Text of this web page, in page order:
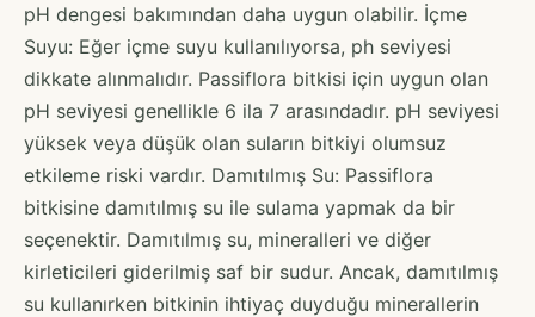
pH dengesi bakımından daha uygun olabilir. İçme
Suyu: Eğer içme suyu kullanılıyorsa, ph seviyesi
dikkate alınmalıdır. Passiflora bitkisi için uygun olan
pH seviyesi genellikle 6 ila 7 arasındadır. pH seviyesi
yüksek veya düşük olan suların bitkiyi olumsuz
etkileme riski vardır. Damıtılmış Su: Passiflora
bitkisine damıtılmış su ile sulama yapmak da bir
seçenektir. Damıtılmış su, mineralleri ve diğer
kirleticileri giderilmiş saf bir sudur. Ancak, damıtılmış
su kullanırken bitkinin ihtiyaç duyduğu minerallerin